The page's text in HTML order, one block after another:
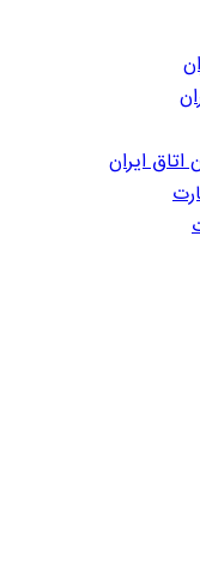
اتاق ایران